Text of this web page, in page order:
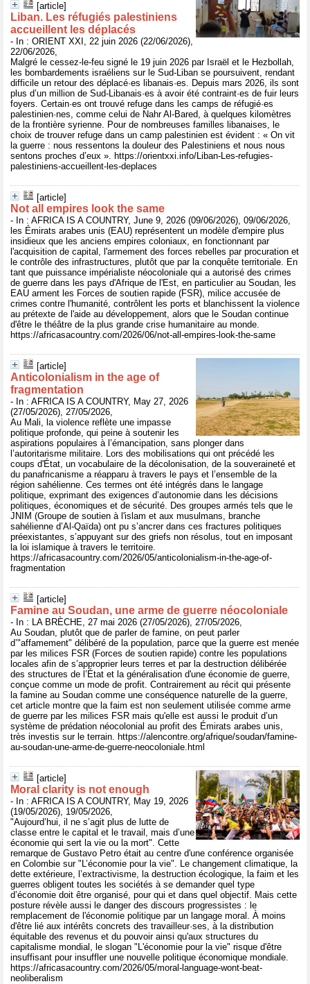
[article]
Liban. Les réfugiés palestiniens
accueillent les déplacés
- In : ORIENT XXI, 22 juin 2026 (22/06/2026),
22/06/2026,
Malgré le cessez-le-feu signé le 19 juin 2026 par Israël et le Hezbollah,
les bombardements israéliens sur le Sud-Liban se poursuivent, rendant
difficile un retour des déplacé·es libanais·es. Depuis mars 2026, ils sont
plus d’un million de Sud-Libanais·es à avoir été contraint·es de fuir leurs
foyers. Certain·es ont trouvé refuge dans les camps de réfugié·es
palestinien·nes, comme celui de Nahr Al-Bared, à quelques kilomètres
de la frontière syrienne. Pour de nombreuses familles libanaises, le
choix de trouver refuge dans un camp palestinien est évident : « On vit
la guerre : nous ressentons la douleur des Palestiniens et nous nous
sentons proches d’eux ». https://orientxxi.info/Liban-Les-refugies-
palestiniens-accueillent-les-deplaces
[article]
Not all empires look the same
- In : AFRICA IS A COUNTRY, June 9, 2026 (09/06/2026), 09/06/2026,
les Émirats arabes unis (EAU) représentent un modèle d'empire plus
insidieux que les anciens empires coloniaux, en fonctionnant par
l'acquisition de capital, l'armement des forces rebelles par procuration et
le contrôle des infrastructures, plutôt que par la conquête territoriale. En
tant que puissance impérialiste néocoloniale qui a autorisé des crimes
de guerre dans les pays d'Afrique de l'Est, en particulier au Soudan, les
EAU arment les Forces de soutien rapide (FSR), milice accusée de
crimes contre l'humanité, contrôlent les ports et blanchissent la violence
au prétexte de l'aide au développement, alors que le Soudan continue
d'être le théâtre de la plus grande crise humanitaire au monde.
https://africasacountry.com/2026/06/not-all-empires-look-the-same
[article]
Anticolonialism in the age of
fragmentation
- In : AFRICA IS A COUNTRY, May 27, 2026
(27/05/2026), 27/05/2026,
Au Mali, la violence reflète une impasse
politique profonde, qui peine à soutenir les
aspirations populaires à l’émancipation, sans plonger dans
l’autoritarisme militaire. Lors des mobilisations qui ont précédé les
coups d'État, un vocabulaire de la décolonisation, de la souveraineté et
du panafricanisme a réapparu à travers le pays et l’ensemble de la
région sahélienne. Ces termes ont été intégrés dans le langage
politique, exprimant des exigences d’autonomie dans les décisions
politiques, économiques et de sécurité. Des groupes armés tels que le
JNIM (Groupe de soutien à l'islam et aux musulmans, branche
sahélienne d’Al-Qaïda) ont pu s’ancrer dans ces fractures politiques
préexistantes, s’appuyant sur des griefs non résolus, tout en imposant
la loi islamique à travers le territoire.
https://africasacountry.com/2026/05/anticolonialism-in-the-age-of-
fragmentation
[article]
Famine au Soudan, une arme de guerre néocoloniale
- In : LA BRÈCHE, 27 mai 2026 (27/05/2026), 27/05/2026,
Au Soudan, plutôt que de parler de famine, on peut parler
d’"affamement" délibéré de la population, parce que la guerre est menée
par les milices FSR (Forces de soutien rapide) contre les populations
locales afin de s’approprier leurs terres et par la destruction délibérée
des structures de l’État et la généralisation d'une économie de guerre,
conçue comme un mode de profit. Contrairement au récit qui présente
la famine au Soudan comme une conséquence naturelle de la guerre,
cet article montre que la faim est non seulement utilisée comme arme
de guerre par les milices FSR mais qu'elle est aussi le produit d’un
système de prédation néocolonial au profit des Émirats arabes unis,
très investis sur le terrain. https://alencontre.org/afrique/soudan/famine-
au-soudan-une-arme-de-guerre-neocoloniale.html
[article]
Moral clarity is not enough
- In : AFRICA IS A COUNTRY, May 19, 2026
(19/05/2026), 19/05/2026,
"Aujourd’hui, il ne s’agit plus de lutte de
classe entre le capital et le travail, mais d’une
économie qui sert la vie ou la mort". Cette
remarque de Gustavo Petro était au centre d'une conférence organisée
en Colombie sur "L’économie pour la vie". Le changement climatique, la
dette extérieure, l’extractivisme, la destruction écologique, la faim et les
guerres obligent toutes les sociétés à se demander quel type
d’économie doit être organisé, pour qui et dans quel objectif. Mais cette
posture révèle aussi le danger des discours progressistes : le
remplacement de l'économie politique par un langage moral. À moins
d'être lié aux intérêts concrets des travailleur·ses, à la distribution
équitable des revenus et du pouvoir ainsi qu'aux structures du
capitalisme mondial, le slogan "L'économie pour la vie" risque d'être
insuffisant pour insuffler une nouvelle politique économique mondiale.
https://africasacountry.com/2026/05/moral-language-wont-beat-
neoliberalism